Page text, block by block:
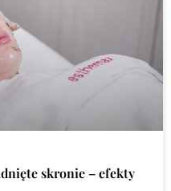
skronie – efekty